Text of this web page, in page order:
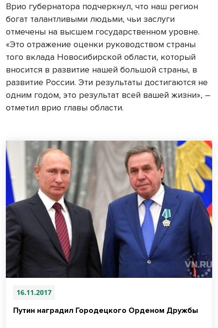
Врио губернатора подчеркнул, что наш регион
богат талантливыми людьми, чьи заслуги
отмечены на высшем государственном уровне.
«Это отражение оценки руководством страны
того вклада Новосибирской области, который
вносится в развитие нашей большой страны, в
развитие России. Эти результаты достигаются не
одним годом, это результат всей вашей жизни», –
отметил врио главы области.
16.11.2017
Путин наградил Городецкого Орденом Дружбы